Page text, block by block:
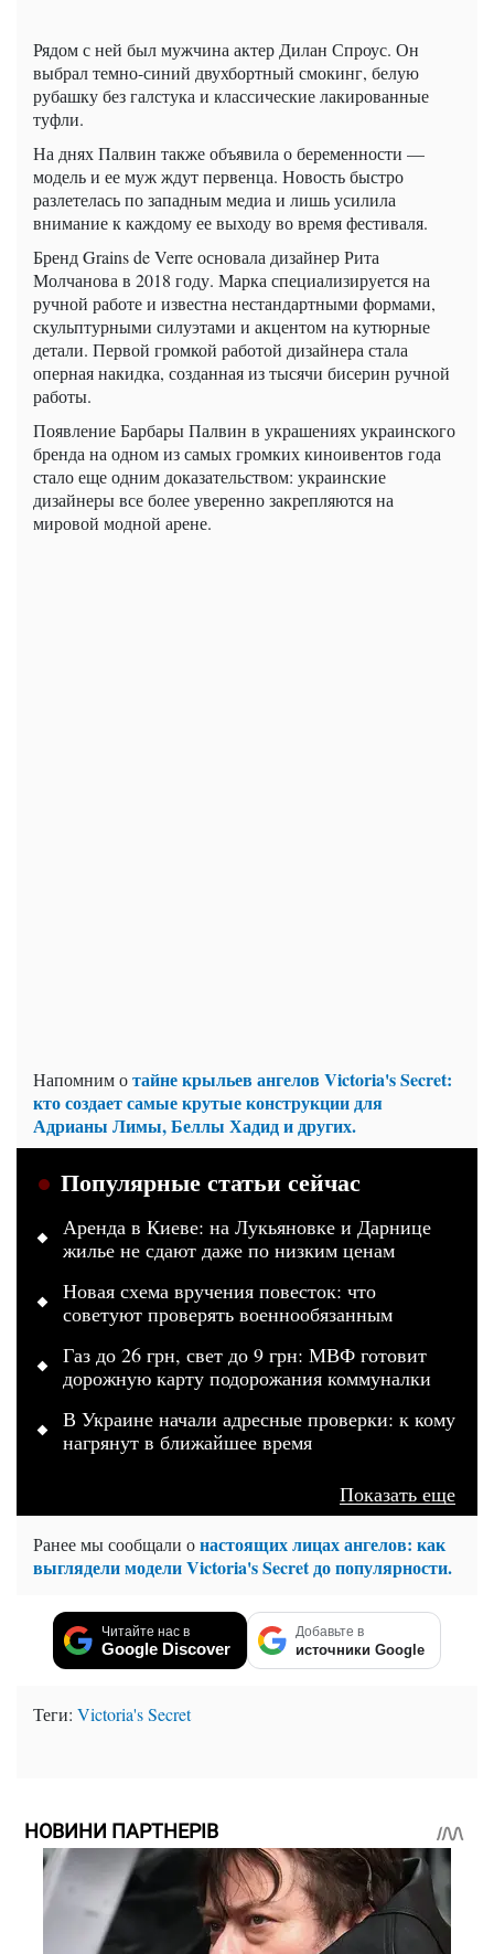
Рядом с ней был мужчина актер Дилан Спроус. Он
выбрал темно-синий двухбортный смокинг, белую
рубашку без галстука и классические лакированные
туфли.
На днях Палвин также объявила о беременности —
модель и ее муж ждут первенца. Новость быстро
разлетелась по западным медиа и лишь усилила
внимание к каждому ее выходу во время фестиваля.
Бренд Grains de Verre основала дизайнер Рита
Молчанова в 2018 году. Марка специализируется на
ручной работе и известна нестандартными формами,
скульптурными силуэтами и акцентом на кутюрные
детали. Первой громкой работой дизайнера стала
оперная накидка, созданная из тысячи бисерин ручной
работы.
Появление Барбары Палвин в украшениях украинского
бренда на одном из самых громких киноивентов года
стало еще одним доказательством: украинские
дизайнеры все более уверенно закрепляются на
мировой модной арене.
Напомним отайне крыльев ангелов Victoria's Secret:
кто создает самые крутые конструкции для
Адрианы Лимы, Беллы Хадид и других.
Популярные статьи сейчас
Аренда в Киеве: на Лукьяновке и Дарнице
жилье не сдают даже по низким ценам
Новая схема вручения повесток: что
советуют проверять военнообязанным
Газ до 26 грн, свет до 9 грн: МВФ готовит
дорожную карту подорожания коммуналки
В Украине начали адресные проверки: к кому
нагрянут в ближайшее время
Показать еще
Ранее мы сообщали онастоящих лицах ангелов: как
выглядели модели Victoria's Secret до популярности.
Читайте нас в
Google Discover
Добавьте в
источники Google
Теги: Victoria's Secret
НОВИНИ ПАРТНЕРІВ